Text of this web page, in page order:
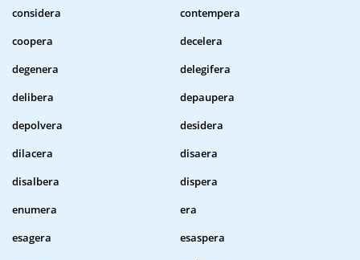
considera
contempera
coopera
decelera
degenera
delegifera
delibera
depaupera
depolvera
desidera
dilacera
disaera
disalbera
dispera
enumera
era
esagera
esaspera